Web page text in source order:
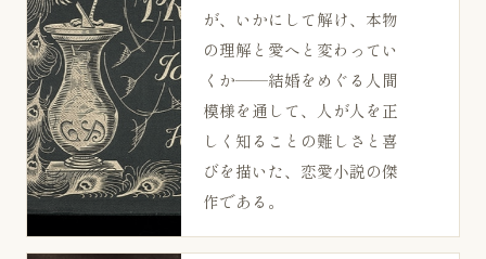
が、いかにして解け、本物
の理解と愛へと変わってい
くか——結婚をめぐる人間
模様を通して、人が人を正
しく知ることの難しさと喜
びを描いた、恋愛小説の傑
作である。